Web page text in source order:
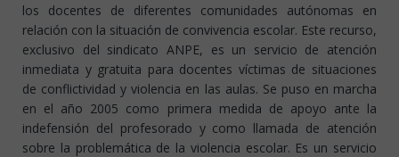
los docentes de diferentes comunidades autónomas en
relación con la situación de convivencia escolar. Este recurso,
exclusivo del sindicato ANPE, es un servicio de atención
inmediata y gratuita para docentes víctimas de situaciones
de conflictividad y violencia en las aulas. Se puso en marcha
en el año 2005 como primera medida de apoyo ante la
indefensión del profesorado y como llamada de atención
sobre la problemática de la violencia escolar. Es un servicio